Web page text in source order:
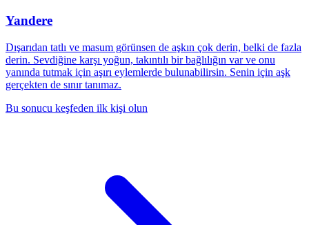
Yandere
Dışarıdan tatlı ve masum görünsen de aşkın çok derin, belki de fazla
derin. Sevdiğine karşı yoğun, takıntılı bir bağlılığın var ve onu
yanında tutmak için aşırı eylemlerde bulunabilirsin. Senin için aşk
gerçekten de sınır tanımaz.
Bu sonucu keşfeden ilk kişi olun